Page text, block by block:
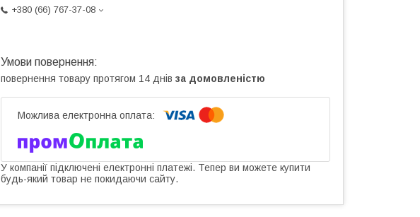
+380 (66) 767-37-08
повернення товару протягом 14 днів за домовленістю
У компанії підключені електронні платежі. Тепер ви можете купити
будь-який товар не покидаючи сайту.